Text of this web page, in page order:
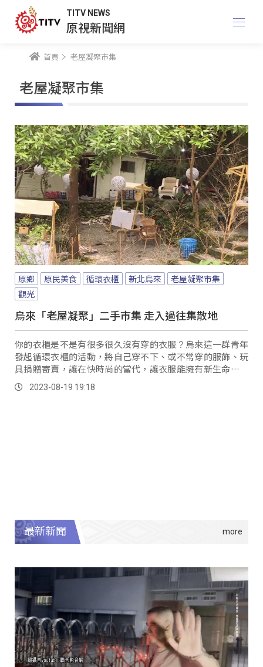
TITV NEWS
原視新聞網
首頁 老屋凝聚市集
老屋凝聚市集
原鄉 原民美食 循環衣櫃 新北烏來
老屋凝聚市集
觀光
烏來「老屋凝聚」二手市集 走入過往集散地
你的衣櫃是不是有很多很久沒有穿的衣服？烏來這一群青年
發起循環衣櫃的活動，將自己穿不下、或不常穿的服飾、玩
具捐贈寄賣，讓在快時尚的當代，讓衣服能擁有新生命，並
邀集親朋好友共同響應，將所得捐贈在地社福團體。
2023-08-19 19:18
最新新聞